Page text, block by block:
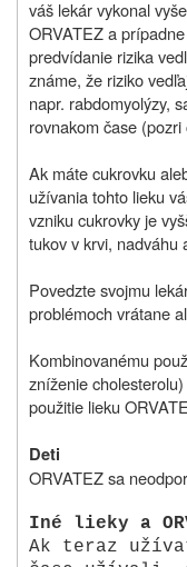
váš lekár vykonal
ORVATEZ a
predvídanie rizika
známe, že riziko
napr. rabdomyolýzy,
rovnakom čase (pozri
Ak máte cukrovku
užívania tohto lieku
vzniku cukrovky je
tukov v krvi, nadváhu
Povedzte svojmu
problémoch vrátane
Kombinovanému
zníženie
použitie lieku
Deti
ORVATEZ sa
Iné lieky a
Ak teraz